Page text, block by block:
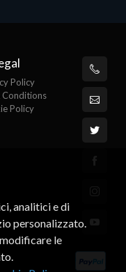
Policy
Conditions
Policy
analitici e di
personalizzato.
le